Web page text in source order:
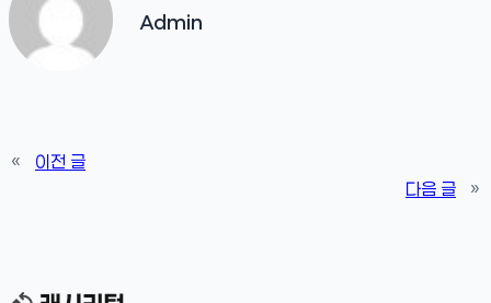
Admin
«
이전 글
다음 글
»